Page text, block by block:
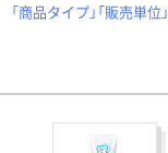
「商品タイプ」「販売単位」